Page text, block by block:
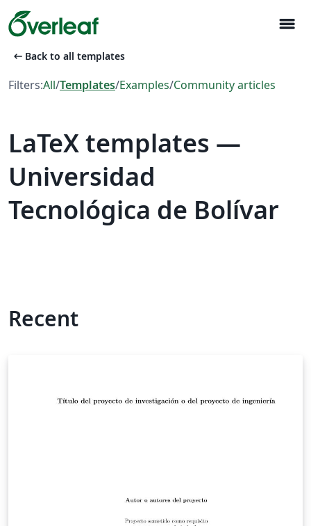
menu
arrow_left_alt Back to all templates
Filters:All/Templates/Examples/Community articles
LaTeX templates —
Universidad
Tecnológica de Bolívar
Recent